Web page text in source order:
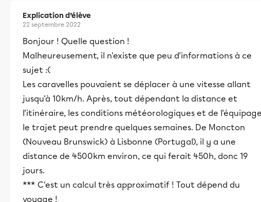
Explication d’élève
22 septembre 2022
Bonjour ! Quelle question !
Malheureusement, il n'existe que peu d'informations à ce
sujet :(
Les caravelles pouvaient se déplacer à une vitesse allant
jusqu'à 10km/h. Après, tout dépendant la distance et
l'itinéraire, les conditions météorologiques et de
le trajet peut prendre quelques semaines. De Moncton
(Nouveau Brunswick) à Lisbonne (Portugal), il y a une
distance de 4500km environ, ce qui ferait 450h, donc 19
jours.
*** C'est un calcul très approximatif ! Tout dépend du
voyage !